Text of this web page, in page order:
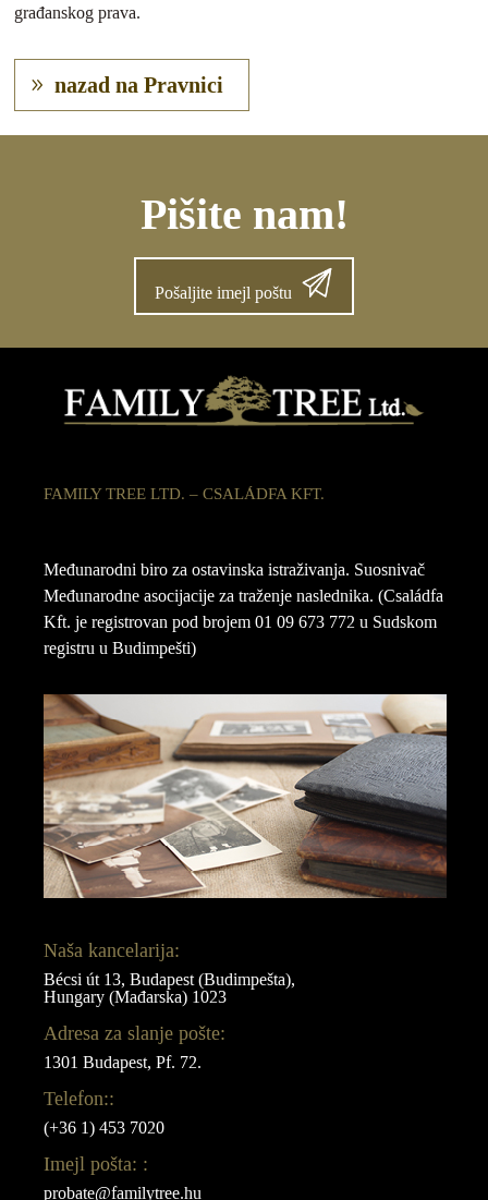
građanskog prava.
nazad na Pravnici
Pišite nam!
Pošaljite imejl poštu
FAMILY TREE LTD. – CSALÁDFA KFT.
Međunarodni biro za ostavinska istraživanja. Suosnivač
Međunarodne asocijacije za traženje naslednika. (Családfa
Kft. je registrovan pod brojem 01 09 673 772 u Sudskom
registru u Budimpešti)
Naša kancelarija:
Bécsi út 13, Budapest (Budimpešta),
Hungary (Mađarska) 1023
Adresa za slanje pošte:
1301 Budapest, Pf. 72.
Telefon::
(+36 1) 453 7020
Imejl pošta: :
probate@familytree.hu